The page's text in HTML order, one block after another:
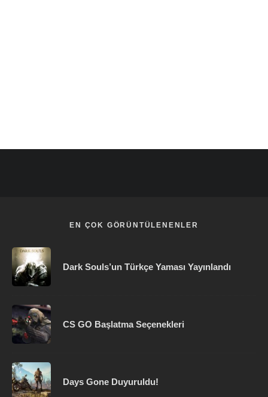
EN ÇOK GÖRÜNTÜLENENLER
Dark Souls’un Türkçe Yaması Yayınlandı
CS GO Başlatma Seçenekleri
Days Gone Duyuruldu!